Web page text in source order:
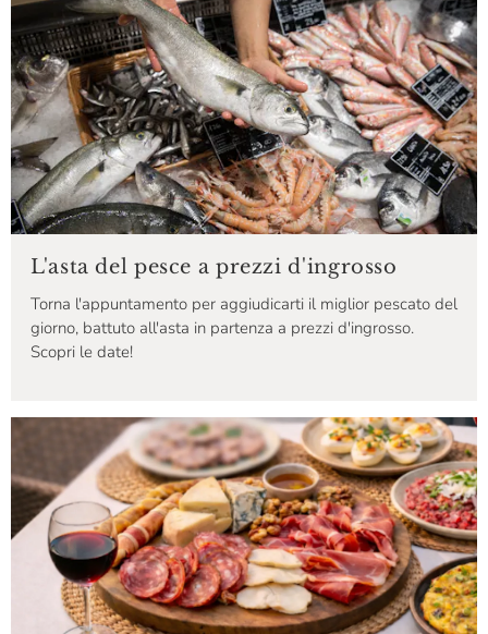
L'asta del pesce a prezzi d'ingrosso
Torna l'appuntamento per aggiudicarti il miglior pescato del
giorno, battuto all'asta in partenza a prezzi d'ingrosso.
Scopri le date!